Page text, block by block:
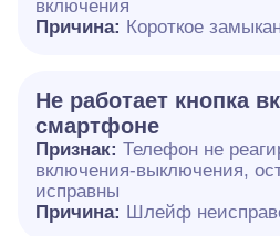
включения
Причина: Короткое
Не работает кнопка
смартфоне
Признак: Телефон не
включения-выключения,
исправны
Причина: Шлейф